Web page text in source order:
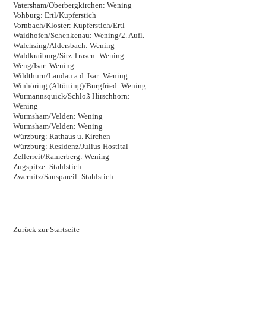
Vatersham/Oberbergkirchen: Wening
Vohburg: Ertl/Kupferstich
Vornbach/Kloster: Kupferstich/Ertl
Waidhofen/Schenkenau: Wening/2. Aufl.
Walchsing/Aldersbach: Wening
Waldkraiburg/Sitz Trasen: Wening
Weng/Isar: Wening
Wildthurn/Landau a.d. Isar: Wening
Winhöring (Altötting)/Burgfried: Wening
Wurmannsquick/Schloß Hirschhorn:
Wening
Wurmsham/Velden: Wening
Wurmsham/Velden: Wening
Würzburg: Rathaus u. Kirchen
Würzburg: Residenz/Julius-Hostital
Zellerreit/Ramerberg: Wening
Zugspitze: Stahlstich
Zwernitz/Sanspareil: Stahlstich
Zurück zur Startseite